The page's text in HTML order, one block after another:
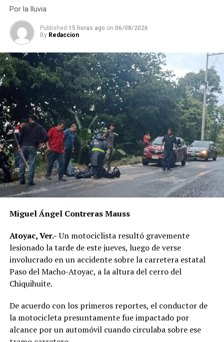
Por la lluvia
Published 15 horas ago on 06/08/2026
By Redaccion
Miguel Ángel Contreras Mauss
Atoyac, Ver.-Un motociclista resultó gravemente
lesionado la tarde de este jueves, luego de verse
involucrado en un accidente sobre la carretera estatal
Paso del Macho-Atoyac, a la altura del cerro del
Chiquihuite.
De acuerdo con los primeros reportes, el conductor de
la motocicleta presuntamente fue impactado por
alcance por un automóvil cuando circulaba sobre ese